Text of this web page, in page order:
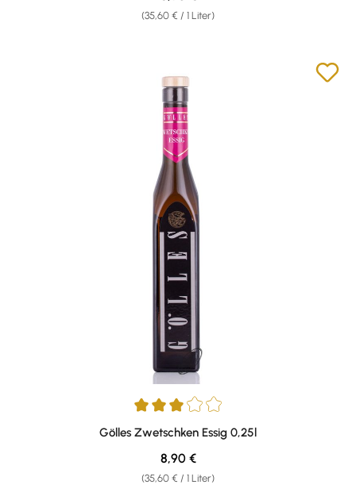
(35,60 € / 1 Liter)
Durchschnittliche Bewertung von 3 von 5 Sternen
Gölles Zwetschken Essig 0,25l
(35,60 € / 1 Liter)
Regulärer Preis:
8,90 €